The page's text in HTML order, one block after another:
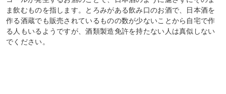
ま飲むものを指します。とろみがある飲み口のお酒で、日本酒を
作る酒蔵でも販売されているものの数が少ないことから自宅で作
る人もいるようですが、酒類製造免許を持たない人は真似しない
でください。